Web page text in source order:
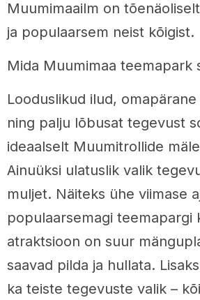
Muumimaailm on
ja populaarsem neist kõigist.
Mida Muumimaa teemapark
Looduslikud ilud,
ning palju lõbusat tegevust
ideaalselt Muumitrollide
Ainuüksi ulatuslik valik
muljet. Näiteks ühe viimase
populaarsemagi teemapargi
atraktsioon on suur
saavad pilda ja hullata.
ka teiste tegevuste valik –